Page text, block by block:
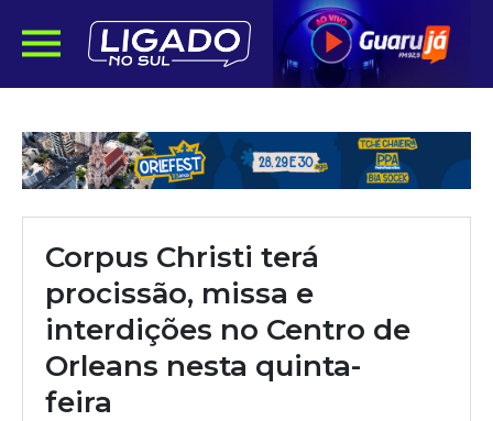
Corpus Christi terá
procissão, missa e
interdições no Centro de
Orleans nesta quinta-
feira